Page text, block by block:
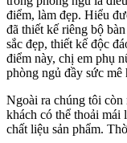
điểm, làm đẹp. Hiểu
đã thiết kế riêng bộ
sắc đẹp, thiết kế độc
điểm này, chị em phụ
phòng ngủ đầy sức mê
Ngoài ra chúng tôi còn
khách có thể thoải mái
chất liệu sản phẩm.